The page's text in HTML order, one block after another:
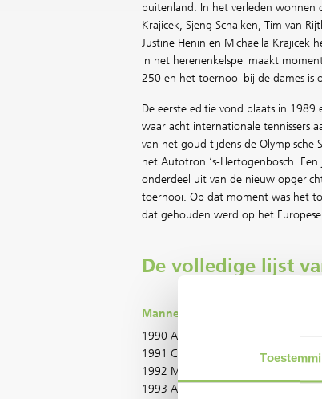
buitenland. In het verleden wonnen
Krajicek, Sjeng Schalken, Tim van
Justine Henin en Michaella Krajicek
in het herenenkelspel maakt
250 en het toernooi bij de dames is
De eerste editie vond plaats in
waar acht internationale tennissers
van het goud tijdens de Olympische
het Autotron ‘s-Hertogenbosch.
onderdeel uit van de nieuw
toernooi. Op dat moment was het
dat gehouden werd op het
De volledige lijst
Mannen
1990 Amos Mansdorf
1991 Christian Saceanu
1992 Michael Stich
1993 Arnaud Boetsch